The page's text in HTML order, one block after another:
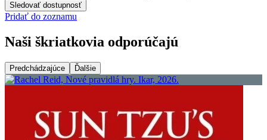
Sledovať dostupnosť
Pridať do zoznamu
Naši škriatkovia odporúčajú
Predchádzajúce Ďalšie